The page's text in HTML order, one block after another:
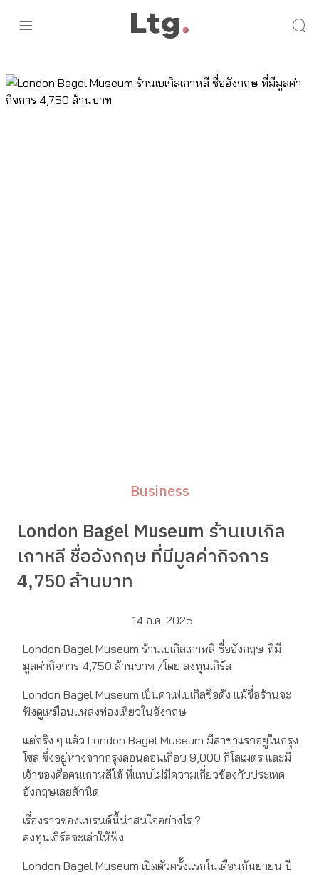
Business
London Bagel Museum ร้านเบเกิล
เกาหลี ชื่ออังกฤษ ที่มีมูลค่ากิจการ
4,750 ล้านบาท
14 ก.ค. 2025
London Bagel Museum ร้านเบเกิลเกาหลี ชื่ออังกฤษ ที่มี
มูลค่ากิจการ 4,750 ล้านบาท /โดย ลงทุนเกิร์ล
London Bagel Museum เป็นคาเฟเบเกิลชื่อดัง แม้ชื่อร้านจะ
ฟังดูเหมือนแหล่งท่องเที่ยวในอังกฤษ
แต่จริง ๆ แล้ว London Bagel Museum มีสาขาแรกอยู่ในกรุง
โซล ซึ่งอยู่ห่างจากกรุงลอนดอนเกือบ 9,000 กิโลเมตร และมี
เจ้าของคือคนเกาหลีใต้ ที่แทบไม่มีความเกี่ยวข้องกับประเทศ
อังกฤษเลยสักนิด
เรื่องราวของแบรนด์นี้น่าสนใจอย่างไร ?
ลงทุนเกิร์ลจะเล่าให้ฟัง
London Bagel Museum เปิดตัวครั้งแรกในเดือนกันยายน ปี